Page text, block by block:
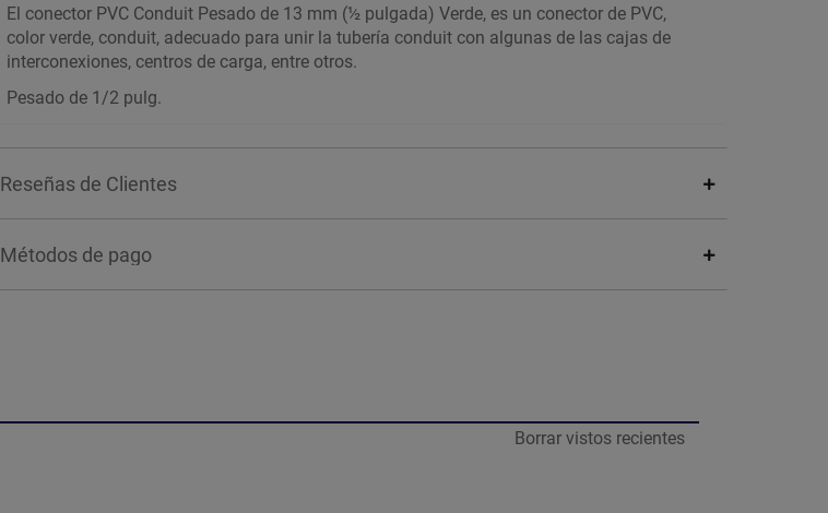
El conector PVC Conduit Pesado de 13 mm (½ pulgada) Verde, es un conector de PVC,
color verde, conduit, adecuado para unir la tubería conduit con algunas de las cajas de
interconexiones, centros de carga, entre otros.
Pesado de 1/2 pulg.
Reseñas de Clientes
Métodos de pago
Borrar vistos recientes